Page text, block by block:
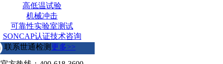
高低温试验
机械冲击
可靠性实验室测试
SONCAP认证技术咨询
联系世通检测 更多>>